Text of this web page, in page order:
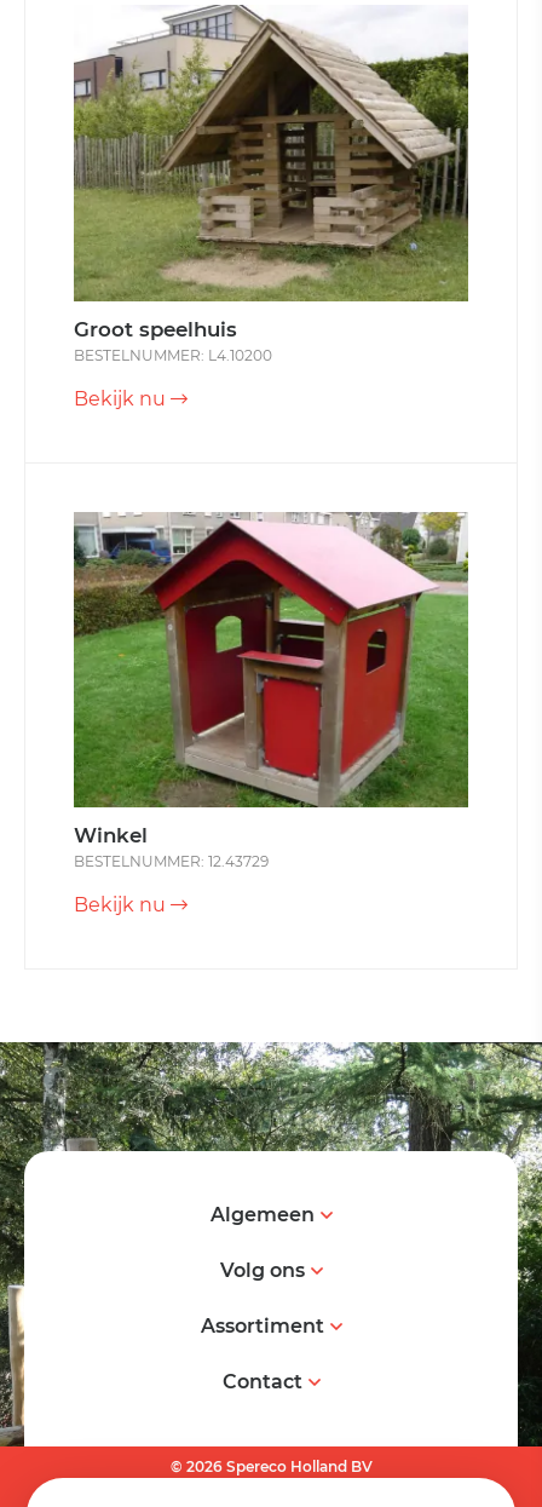
Groot speelhuis
BESTELNUMMER: L4.10200
Bekijk nu
Winkel
BESTELNUMMER: 12.43729
Bekijk nu
Algemeen
Volg ons
Assortiment
Contact
© 2026 Spereco Holland BV